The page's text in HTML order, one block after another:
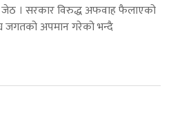
जेठ । सरकार विरुद्ध अफवाह फैलाएको
जगतको अपमान गरेको भन्दै